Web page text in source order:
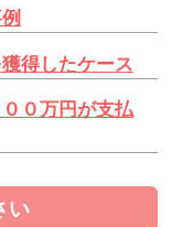
得したケース
０万円が支払
い